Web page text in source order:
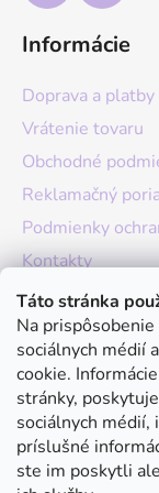
Táto stránka
Na
sociálnych médií
cookie.
stránky,
sociálnych médií,
príslušné
ste im poskytli
Informácie
Doprava a platby
Vrátenie tovaru
Obchodné
Reklamačný
Podmienky
Kontakty
O nás
Hodnotenie
Moja objednávka
Instagram